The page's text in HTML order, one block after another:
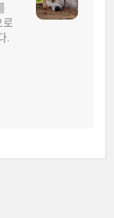
.